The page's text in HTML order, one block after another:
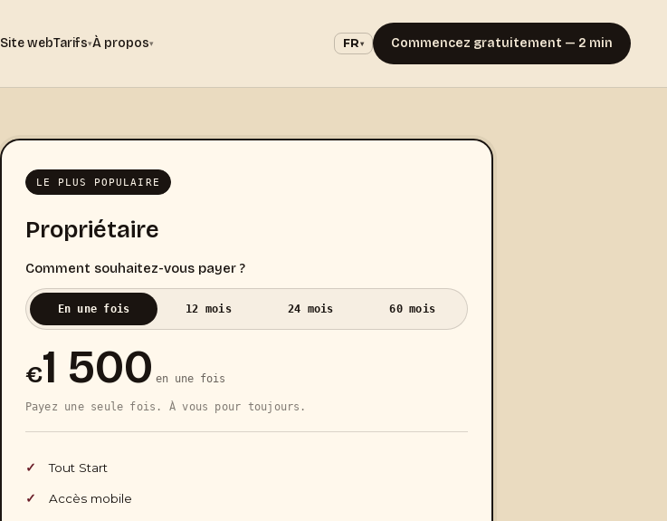
Site webTarifs▾À propos▾ FR ▾ Commencez gratuitement — 2 min
LE PLUS POPULAIRE
Propriétaire
Comment souhaitez-vous payer ?
En une fois 12 mois 24 mois 60 mois
€1 500 en une fois
Payez une seule fois. À vous pour toujours.
Tout Start
Accès mobile